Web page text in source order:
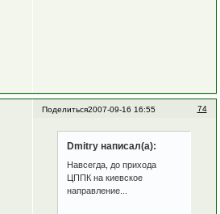
Поделиться 74
2007-09-16 16:55
Dmitry написал(а):
Навсегда, до прихода
ЦППК на киевское
направление...